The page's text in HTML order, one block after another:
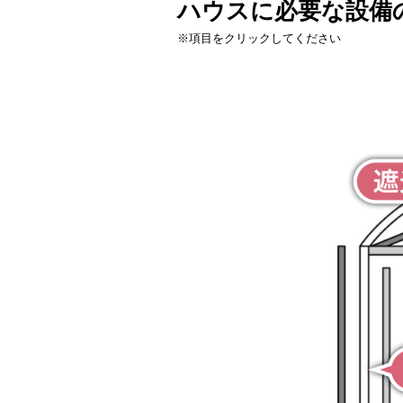
ハウスに必要な設備
※項目をクリックしてください